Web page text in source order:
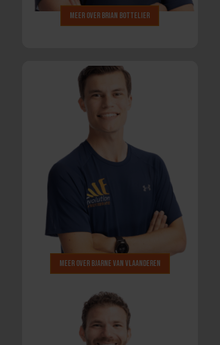
Meer over Brian Bottelier
Meer over Bjarne van Vlaanderen